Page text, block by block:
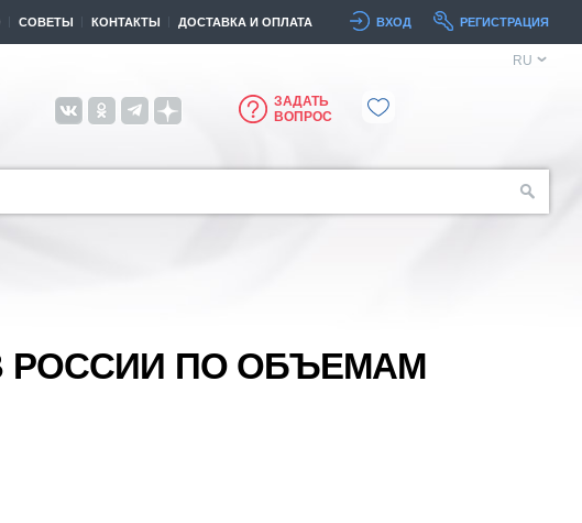
СОВЕТЫ КОНТАКТЫ ДОСТАВКА И ОПЛАТА ВХОД РЕГИСТРАЦИЯ
ЗАДАТЬ
ВОПРОС
RU
РОССИИ ПО ОБЪЕМАМ